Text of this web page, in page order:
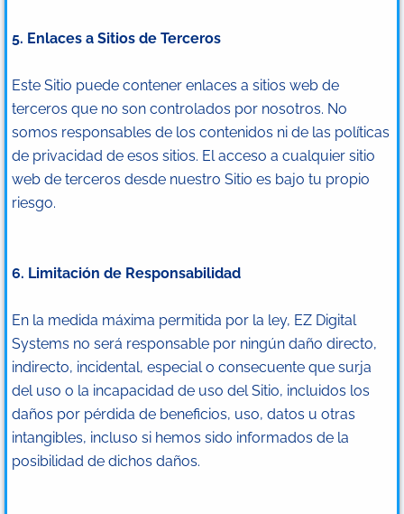
5. Enlaces a Sitios de Terceros
Este Sitio puede contener enlaces a sitios web de
terceros que no son controlados por nosotros. No
somos responsables de los contenidos ni de las políticas
de privacidad de esos sitios. El acceso a cualquier sitio
web de terceros desde nuestro Sitio es bajo tu propio
riesgo.
6. Limitación de Responsabilidad
En la medida máxima permitida por la ley, EZ Digital
Systems no será responsable por ningún daño directo,
indirecto, incidental, especial o consecuente que surja
del uso o la incapacidad de uso del Sitio, incluidos los
daños por pérdida de beneficios, uso, datos u otras
intangibles, incluso si hemos sido informados de la
posibilidad de dichos daños.